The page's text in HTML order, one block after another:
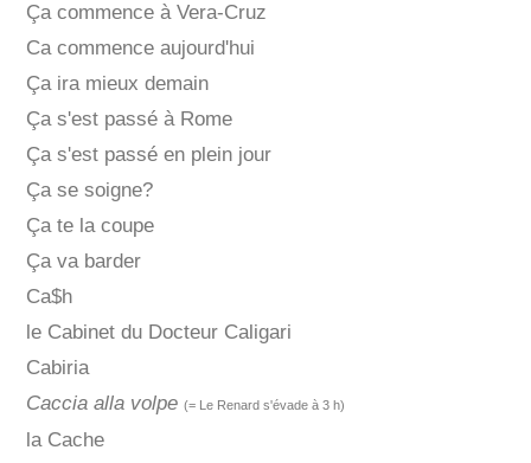
Ça commence à Vera-Cruz
Ca commence aujourd'hui
Ça ira mieux demain
Ça s'est passé à Rome
Ça s'est passé en plein jour
Ça se soigne?
Ça te la coupe
Ça va barder
Ca$h
le Cabinet du Docteur Caligari
Cabiria
Caccia alla volpe (= Le Renard s'évade à 3 h)
la Cache